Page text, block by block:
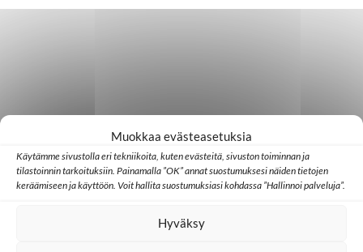
Muokkaa evästeasetuksia
Käytämme sivustolla eri tekniikoita, kuten evästeitä, sivuston toiminnan ja
tilastoinnin tarkoituksiin. Painamalla ”OK” annat suostumuksesi näiden tietojen
keräämiseen ja käyttöön. Voit hallita suostumuksiasi kohdassa ”Hallinnoi palveluja”.
Hyväksy